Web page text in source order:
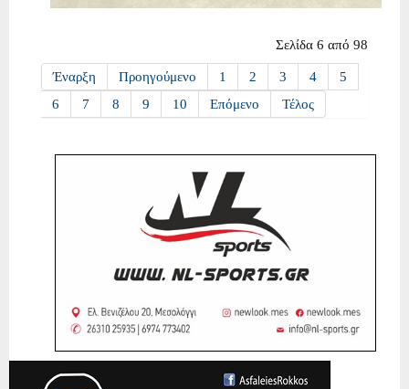
Σελίδα 6 από 98
Έναρξη Προηγούμενο 1 2 3 4
5
6
7 8 9 10 Επόμενο Τέλος